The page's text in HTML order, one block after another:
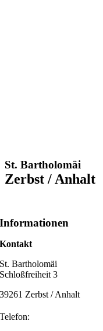
St. Bartholomäi
Zerbst / Anhalt
Informationen
Kontakt
St. Bartholomäi
Schloßfreiheit 3
39261 Zerbst / Anhalt
Telefon: